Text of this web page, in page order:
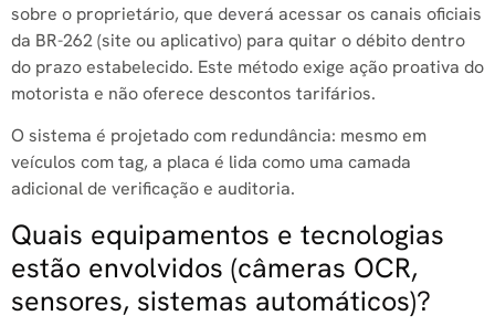
sobre o proprietário, que deverá acessar os canais oficiais
da BR-262 (site ou aplicativo) para quitar o débito dentro
do prazo estabelecido. Este método exige ação proativa do
motorista e não oferece descontos tarifários.
O sistema é projetado com redundância: mesmo em
veículos com tag, a placa é lida como uma camada
adicional de verificação e auditoria.
Quais equipamentos e tecnologias
estão envolvidos (câmeras OCR,
sensores, sistemas automáticos)?